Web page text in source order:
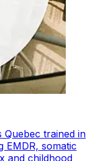
trained in
EMDR, somatic
and childhood